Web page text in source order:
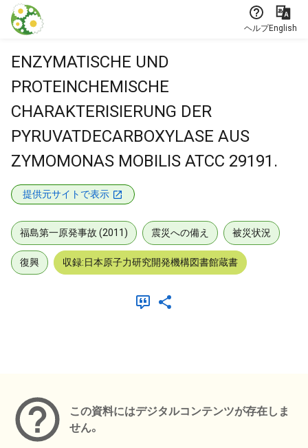
本文に飛ぶ
ヘルプEnglish
ENZYMATISCHE UND
PROTEINCHEMISCHE
CHARAKTERISIERUNG DER
PYRUVATDECARBOXYLASE AUS
ZYMOMONAS MOBILIS ATCC 29191.
提供元サイトで表示
福島第一原発事故 (2011) 震災への備え 被災状況
復興 収録:日本原子力研究開発機構図書館蔵書
この資料にはデジタルコンテンツが存在しま
せん。